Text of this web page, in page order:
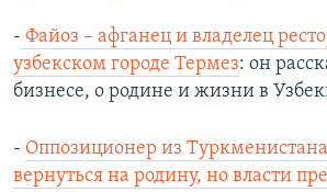
- Файоз – афганец и владелец
узбекском городе Термез: он
бизнесе, о родине и жизни в
- Оппозиционер из
вернуться на родину, но власти